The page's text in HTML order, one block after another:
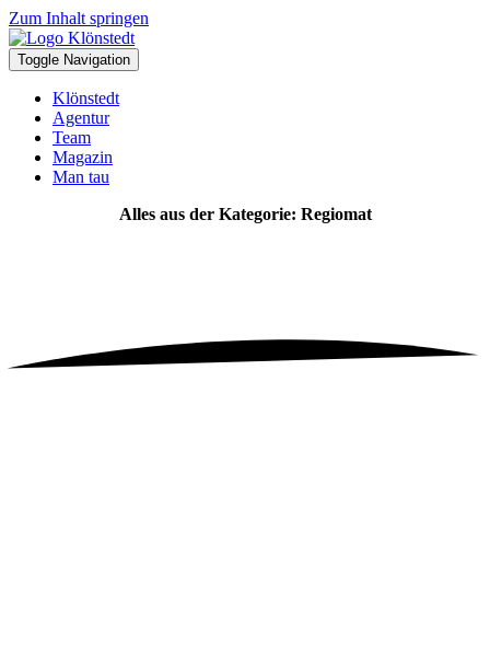
Zum Inhalt springen
Toggle Navigation
Klönstedt
Agentur
Team
Magazin
Man tau
Alles aus der Kategorie: Regiomat